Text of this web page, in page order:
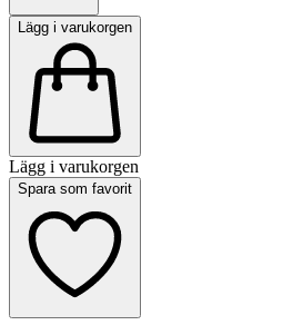
Lägg i varukorgen
Lägg i varukorgen
Spara som favorit